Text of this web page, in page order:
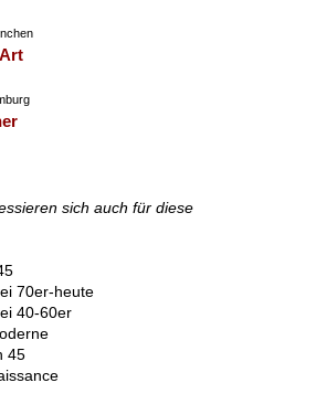
sich auch für diese
Figurative Malerei 70er-heute
Figurative Malerei 40-60er
45